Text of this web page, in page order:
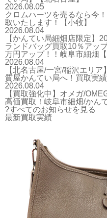
2026.08.05
クロムハーツを売るなら今
取いたします！【小牧】
2026.08.04
【かんてい局細畑店限定】
ランドバッグ買取10％アッ
万円アップ！！岐阜市細畑【
2026.08.04
【北名古屋/一宮/稲沢エリ
質屋かんてい局へ！買取実
2026.08.04
【買取強化中】オメガ/
高価買取！岐阜市細畑/かん
?すべてのお知らせを見る
最新買取実績